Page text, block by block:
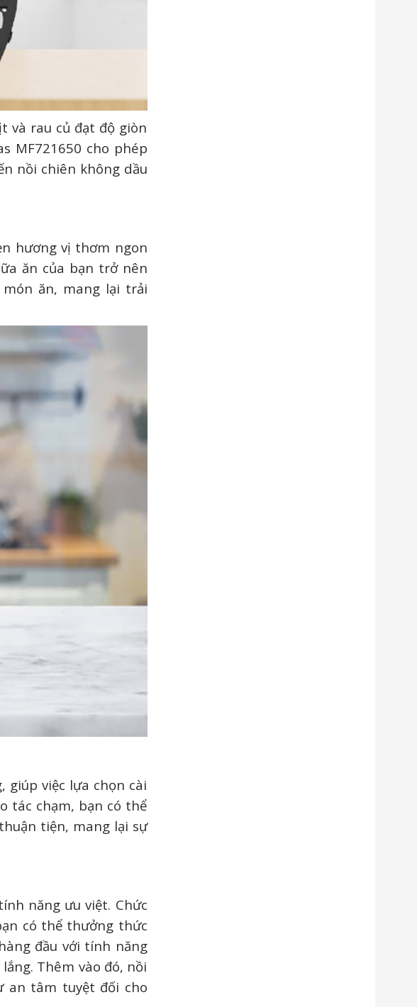
và rau củ đạt độ giòn
MF721650 cho phép
nồi chiên không dầu
hương vị thơm ngon
ăn của bạn trở nên
ăn, mang lại trải
giúp việc lựa chọn cài
tác chạm, bạn có thể
tiện, mang lại sự
năng ưu việt. Chức
có thể thưởng thức
đầu với tính năng
Thêm vào đó, nồi
an tâm tuyệt đối cho